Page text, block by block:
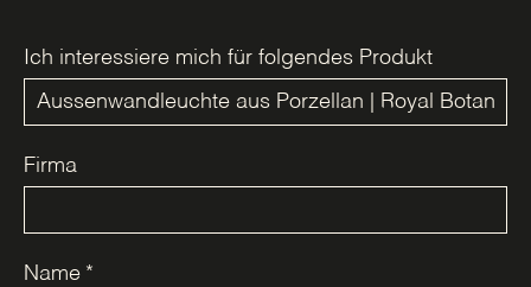
Ich interessiere mich für folgendes Produkt
Firma
Name *